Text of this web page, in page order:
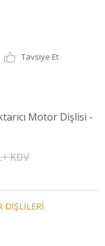
Tavsiye Et
Motor Dişlisi -
KDV
DİŞLİLERİ